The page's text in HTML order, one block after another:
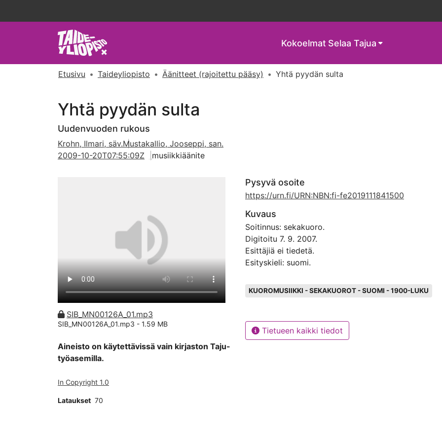
Kokoelmat Selaa Tajua
Etusivu Taideyliopisto Äänitteet (rajoitettu pääsy) Yhtä pyydän sulta
Yhtä pyydän sulta
Uudenvuoden rukous
Krohn, Ilmari, säv.Mustakallio, Jooseppi, san.
2009-10-20T07:55:09Z
musiikkiäänite
SIB_MN00126A_01.mp3
SIB_MN00126A_01.mp3 - 1.59 MB
Aineisto on käytettävissä vain kirjaston Taju-
työasemilla.
In Copyright 1.0
Lataukset 70
Pysyvä osoite
https://urn.fi/URN:NBN:fi-fe2019111841500
Kuvaus
Soitinnus: sekakuoro.
Digitoitu 7. 9. 2007.
Esittäjiä ei tiedetä.
Esityskieli: suomi.
KUOROMUSIIKKI - SEKAKUOROT - SUOMI - 1900-LUKU
Tietueen kaikki tiedot